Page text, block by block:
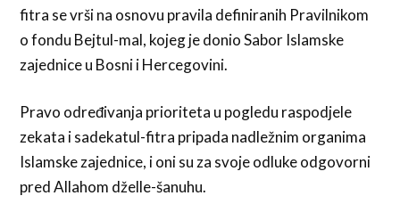
fitra se vrši na osnovu pravila definiranih Pravilnikom
o fondu Bejtul-mal, kojeg je donio Sabor Islamske
zajednice u Bosni i Hercegovini.
Pravo određivanja prioriteta u pogledu raspodjele
zekata i sadekatul-fitra pripada nadležnim organima
Islamske zajednice, i oni su za svoje odluke odgovorni
pred Allahom dželle-šanuhu.